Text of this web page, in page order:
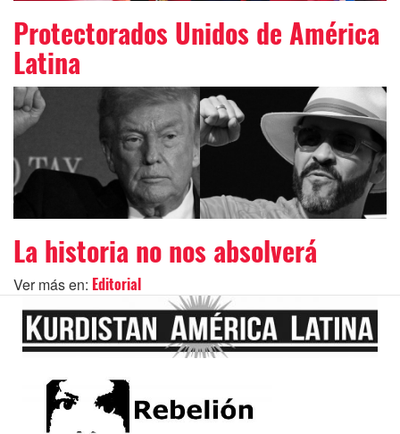
Protectorados Unidos de América
Latina
La historia no nos absolverá
Ver más en: Editorial